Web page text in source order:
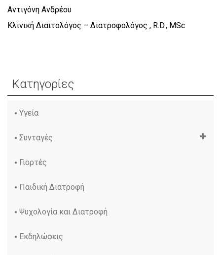
Αντιγόνη Ανδρέου
Κλινική Διαιτολόγος – Διατροφολόγος , R.D., MSc
Κατηγορίες
Υγεία
Συνταγές
Γιορτές
Παιδική Διατροφή
Ψυχολογία και Διατροφή
Εκδηλώσεις